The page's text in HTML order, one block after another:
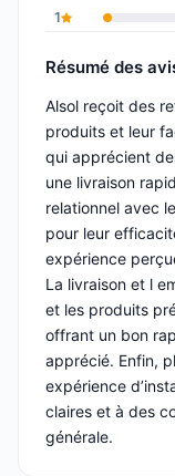
1
Résumé des
Alsol reçoit des
produits et leur
qui apprécient
une livraison
relationnel avec
pour leur
expérience
La livraison et l
et les produits
offrant un bon
apprécié. Enfin,
expérience
claires et à des
générale.